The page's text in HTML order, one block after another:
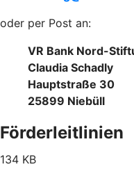
oder per Post an:
VR Bank Nord-
Claudia Schadly
Hauptstraße 30
25899 Niebüll
Förderleitlinien
134 KB